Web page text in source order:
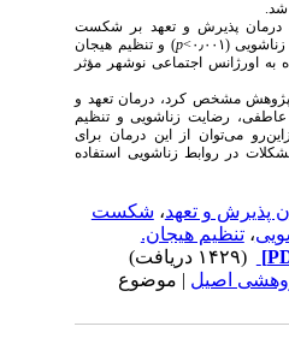
پذیرش و تعهد بر شکست
(۰٫۰۰۱> p) و تنظیم هیجان
اورژانس اجتماعی نوشهر مؤثر
مشخص کرد، درمان تعهد و
رضایت زناشویی و تنظیم
می‌توان از این درمان برای
در روابط زناشویی استفاده
پذیرش و تعهد،شکست
،تنظیم هیجان.
اصیل| موضوع